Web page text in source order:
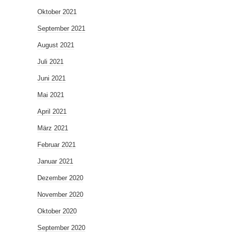
Oktober 2021
September 2021
August 2021
Juli 2021
Juni 2021
Mai 2021
April 2021
März 2021
Februar 2021
Januar 2021
Dezember 2020
November 2020
Oktober 2020
September 2020